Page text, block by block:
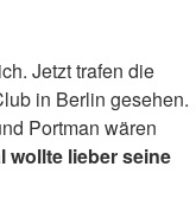
Jetzt trafen die
in Berlin gesehen.
Portman wären
wollte lieber seine